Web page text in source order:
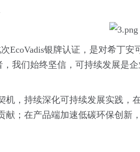
EcoVadis银牌认证，是对希丁
，我们始终坚信，可持续发展是
机，持续深化可持续发展实践
；在产品端加速低碳环保创新